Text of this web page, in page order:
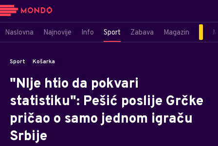
Naslovna Najnovije Info Sport Zabava Magazin
Sport Košarka
"NIje htio da pokvari
statistiku": Pešić poslije Grčke
pričao o samo jednom igraču
Srbije